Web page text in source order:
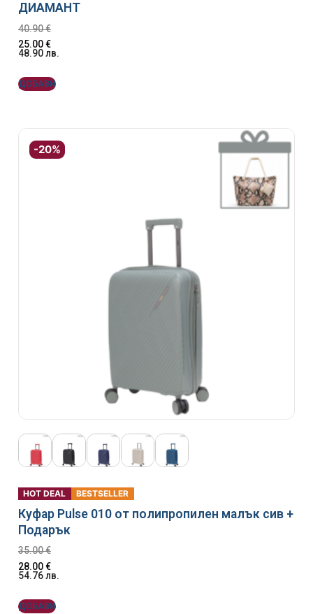
ДИАМАНТ
40.90€
25.00€
48.90лв.
ДОБАВИ
-20%
HOT DEAL BESTSELLER
Куфар Pulse 010 от полипропилен малък сив +
Подарък
35.00€
28.00€
54.76лв.
ДОБАВИ